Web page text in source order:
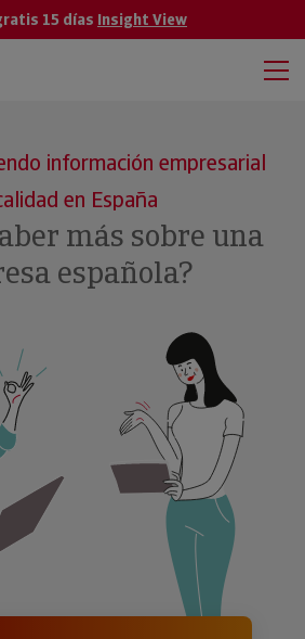
15 días Insight View
información empresarial
en España
más sobre una
española?